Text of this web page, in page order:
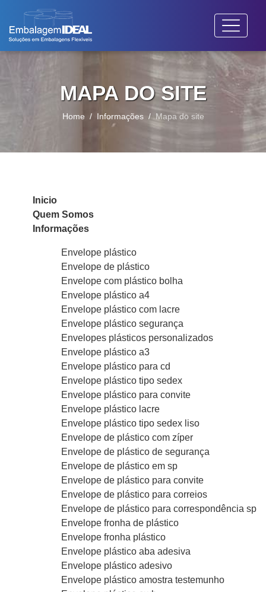
MAPA DO SITE
Home Informações Mapa do site
Inicio
Quem Somos
Informações
Envelope plástico
Envelope de plástico
Envelope com plástico bolha
Envelope plástico a4
Envelope plástico com lacre
Envelope plástico segurança
Envelopes plásticos personalizados
Envelope plástico a3
Envelope plástico para cd
Envelope plástico tipo sedex
Envelope plástico para convite
Envelope plástico lacre
Envelope plástico tipo sedex liso
Envelope de plástico com zíper
Envelope de plástico de segurança
Envelope de plástico em sp
Envelope de plástico para convite
Envelope de plástico para correios
Envelope de plástico para correspondência sp
Envelope fronha de plástico
Envelope fronha plástico
Envelope plástico aba adesiva
Envelope plástico adesivo
Envelope plástico amostra testemunho